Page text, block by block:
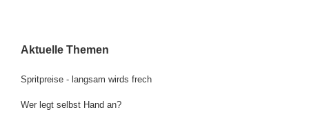
Aktuelle Themen
Spritpreise - langsam wirds frech
Wer legt selbst Hand an?